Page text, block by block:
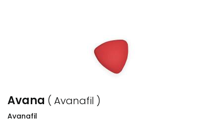
Avana ( Avanafil )
Avanafil